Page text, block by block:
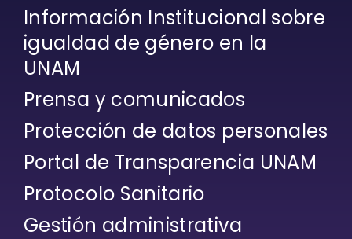
Información Institucional sobre
igualdad de género en la
UNAM
Prensa y comunicados
Protección de datos personales
Portal de Transparencia UNAM
Protocolo Sanitario
Gestión administrativa